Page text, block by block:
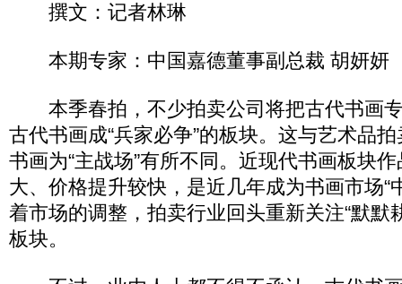
撰文：记者林琳
本期专家：中国嘉德董事副总裁 胡妍妍
本季春拍，不少拍卖公司将把古代书画
古代书画成“兵家必争”的板块。这与艺术品
书画为“主战场”有所不同。近现代书画板块
大、价格提升较快，是近几年成为书画市场“
着市场的调整，拍卖行业回头重新关注“默默
板块。